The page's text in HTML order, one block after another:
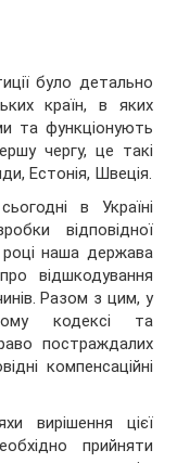
було детально
країн, в яких
та функціонують
чергу, це такі
Естонія, Швеція.
в Україні
відповідної
наша держава
відшкодування
Разом з цим, у
кодексі та
постраждалих
компенсаційні
вирішення цієї
прийняти